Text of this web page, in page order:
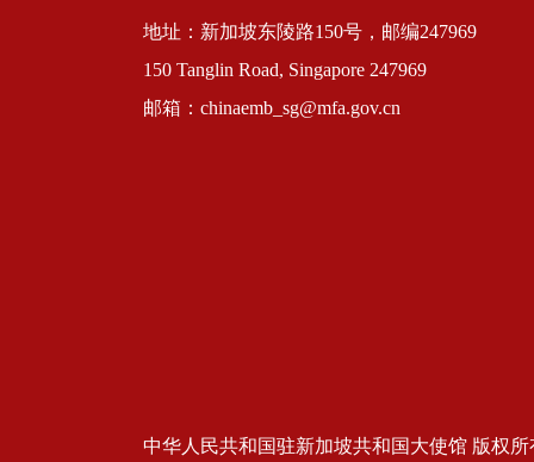
地址：新加坡东陵路150号，邮编247969
150 Tanglin Road, Singapore 247969
邮箱：chinaemb_sg@mfa.gov.cn
中华人民共和国驻新加坡共和国大使馆 版权所